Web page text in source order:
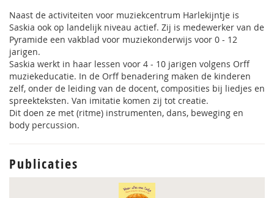
Naast de activiteiten voor muziekcentrum Harlekijntje is
Saskia ook op landelijk niveau actief. Zij is medewerker van de
Pyramide een vakblad voor muziekonderwijs voor 0 - 12
jarigen.
Saskia werkt in haar lessen voor 4 - 10 jarigen volgens Orff
muziekeducatie. In de Orff benadering maken de kinderen
zelf, onder de leiding van de docent, composities bij liedjes en
spreekteksten. Van imitatie komen zij tot creatie.
Dit doen ze met (ritme) instrumenten, dans, beweging en
body percussion.
Publicaties